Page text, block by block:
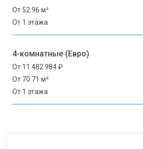
От 52.96 м²
От 1 этажа
4-комнатные (Евро)
От 11 482 984 ₽
От 70.71 м²
От 1 этажа